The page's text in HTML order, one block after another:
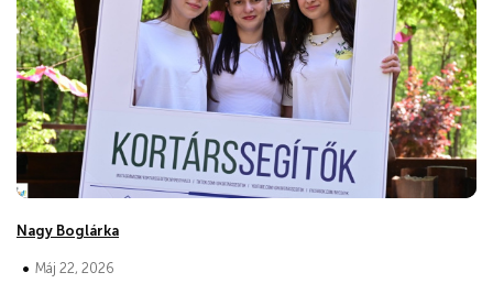
Nagy Boglárka
• Máj 22, 2026